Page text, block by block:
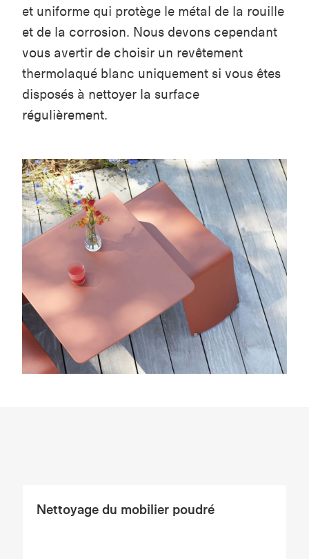
et uniforme qui protège le métal de la rouille
et de la corrosion. Nous devons cependant
vous avertir de choisir un revêtement
thermolaqué blanc uniquement si vous êtes
disposés à nettoyer la surface
régulièrement.
Nettoyage du mobilier poudré